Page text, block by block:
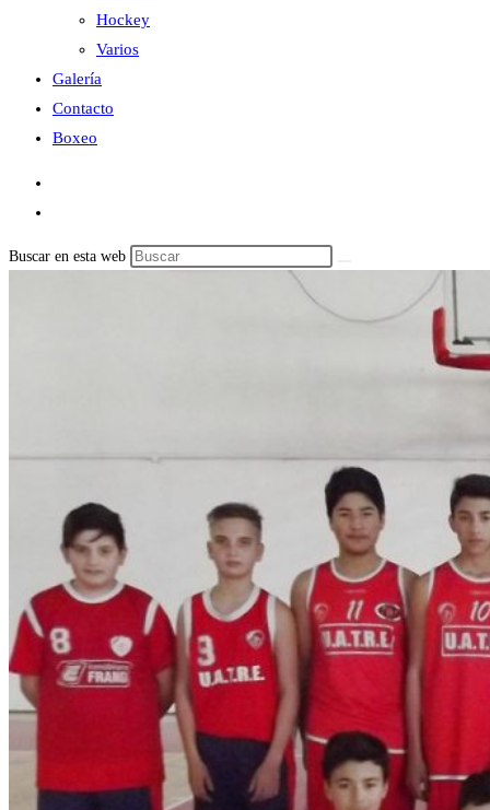
Hockey
Varios
Galería
Contacto
Boxeo
Buscar en esta web